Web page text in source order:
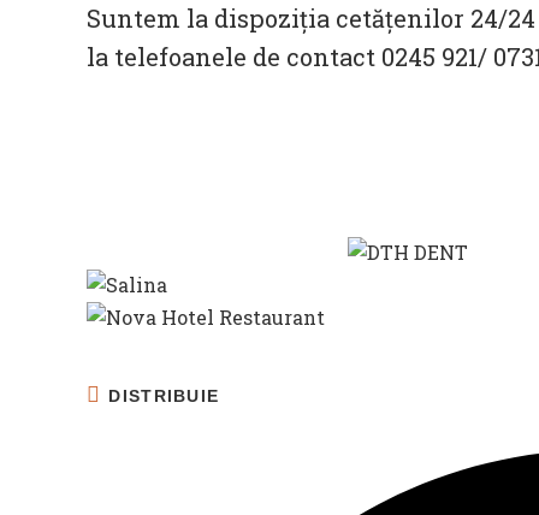
Suntem la dispoziția cetățenilor 24/
la telefoanele de contact 0245 921/
DISTRIBUIE